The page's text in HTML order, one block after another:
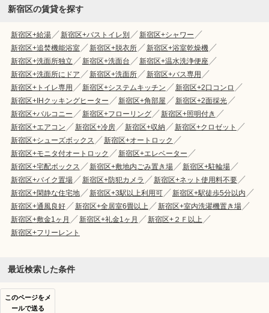
新宿区の賃貸を探す
新宿区+給湯 新宿区+バストイレ別
新宿区+シャワー
新宿区+追焚機能浴室
新宿区+脱衣所
新宿区+浴室乾燥機
新宿区+洗面所独立
新宿区+洗面台
新宿区+温水洗浄便座
新宿区+洗面所にドア
新宿区+洗面所
新宿区+バス専用
新宿区+トイレ専用
新宿区+システムキッチン
新宿区+2口コンロ
新宿区+IHクッキングヒーター
新宿区+角部屋
新宿区+2面採光
新宿区+バルコニー
新宿区+フローリング
新宿区+照明付き
新宿区+エアコン
新宿区+冷房 新宿区+収納
新宿区+クロゼット
新宿区+シューズボックス
新宿区+オートロック
新宿区+モニタ付オートロック
新宿区+エレベーター
新宿区+宅配ボックス
新宿区+敷地内ごみ置き場
新宿区+駐輪場
新宿区+バイク置場
新宿区+防犯カメラ
新宿区+ネット使用料不要
新宿区+閑静な住宅地
新宿区+3駅以上利用可
新宿区+駅徒歩5分以内
新宿区+通風良好
新宿区+全居室6畳以上
新宿区+室内洗濯機置き場
新宿区+敷金1ヶ月
新宿区+礼金1ヶ月
新宿区+２Ｆ以上
新宿区+フリーレント
最近検索した条件
このページをメ
ールで送る